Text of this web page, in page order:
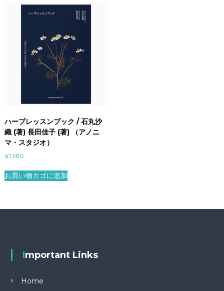
ハーブレッスンブック / 石丸沙
織 (著) 長田佳子 (著) （アノニ
マ・スタジオ）
¥1,980
お買い物カゴに追加
Important Links
Home